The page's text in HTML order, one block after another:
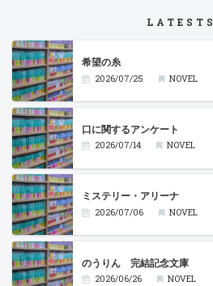
LATESTS
希望の糸
2026/07/25 NOVEL
口に関するアンケート
2026/07/14 NOVEL
ミステリー・アリーナ
2026/07/06 NOVEL
のうりん 完結記念文庫
2026/06/26 NOVEL